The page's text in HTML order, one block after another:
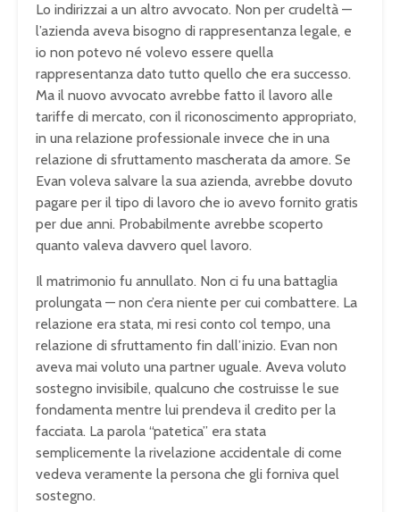
Lo indirizzai a un altro avvocato. Non per crudeltà —
l’azienda aveva bisogno di rappresentanza legale, e
io non potevo né volevo essere quella
rappresentanza dato tutto quello che era successo.
Ma il nuovo avvocato avrebbe fatto il lavoro alle
tariffe di mercato, con il riconoscimento appropriato,
in una relazione professionale invece che in una
relazione di sfruttamento mascherata da amore. Se
Evan voleva salvare la sua azienda, avrebbe dovuto
pagare per il tipo di lavoro che io avevo fornito gratis
per due anni. Probabilmente avrebbe scoperto
quanto valeva davvero quel lavoro.
Il matrimonio fu annullato. Non ci fu una battaglia
prolungata — non c’era niente per cui combattere. La
relazione era stata, mi resi conto col tempo, una
relazione di sfruttamento fin dall’inizio. Evan non
aveva mai voluto una partner uguale. Aveva voluto
sostegno invisibile, qualcuno che costruisse le sue
fondamenta mentre lui prendeva il credito per la
facciata. La parola “patetica” era stata
semplicemente la rivelazione accidentale di come
vedeva veramente la persona che gli forniva quel
sostegno.